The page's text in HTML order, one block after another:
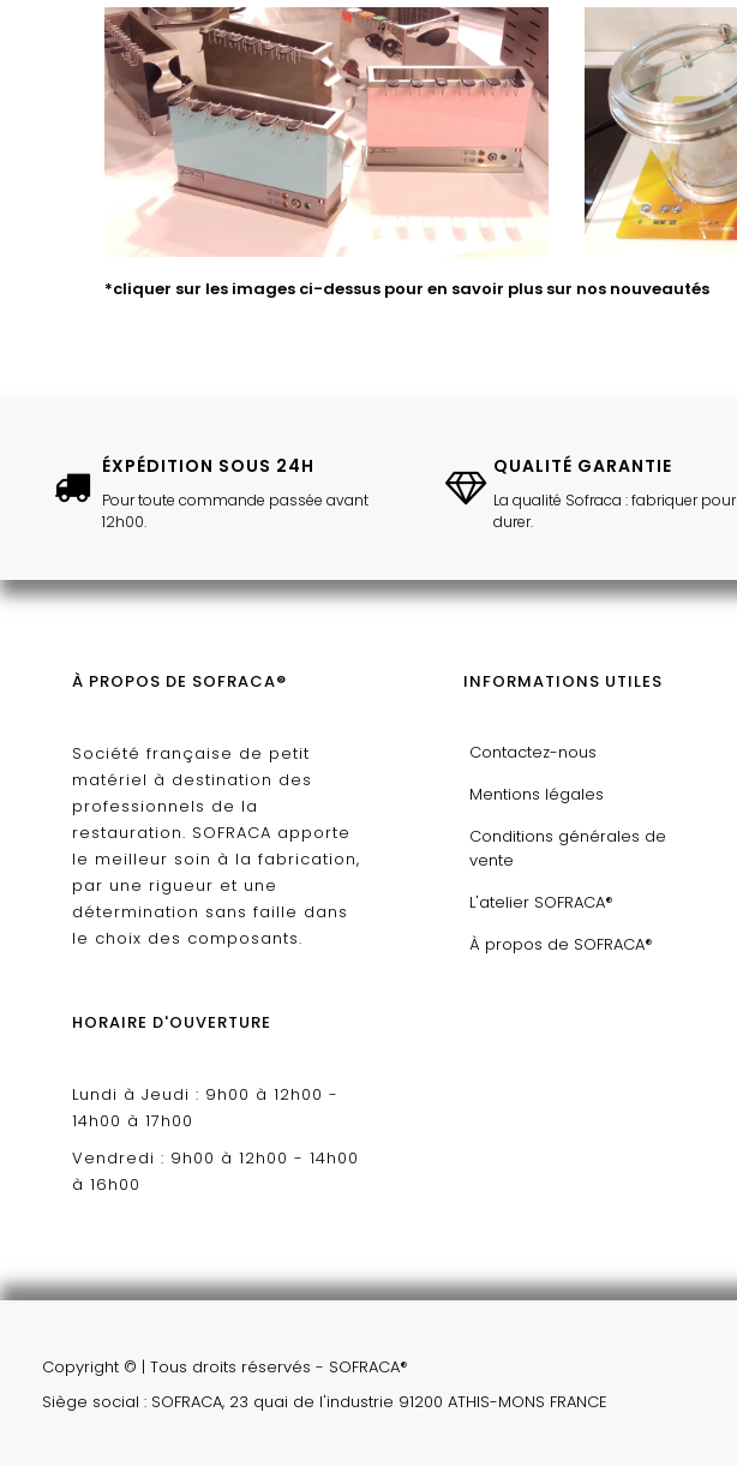
*cliquer sur les images ci-dessus pour en savoir plus sur nos nouveautés
ÉXPÉDITION SOUS 24H
Pour toute commande passée avant
12h00.
QUALITÉ GARANTIE
La qualité Sofraca : fabriquer pour
durer.
À PROPOS DE SOFRACA®
Société française de petit
matériel à destination des
professionnels de la
restauration. SOFRACA apporte
le meilleur soin à la fabrication,
par une rigueur et une
détermination sans faille dans
le choix des composants.
HORAIRE D'OUVERTURE
Lundi à Jeudi : 9h00 à 12h00 -
14h00 à 17h00
Vendredi : 9h00 à 12h00 - 14h00
à 16h00
INFORMATIONS UTILES
Contactez-nous
Mentions légales
Conditions générales de
vente
L'atelier SOFRACA®
À propos de SOFRACA®
Copyright © | Tous droits réservés - SOFRACA®
Siège social : SOFRACA, 23 quai de l'industrie 91200 ATHIS-MONS FRANCE